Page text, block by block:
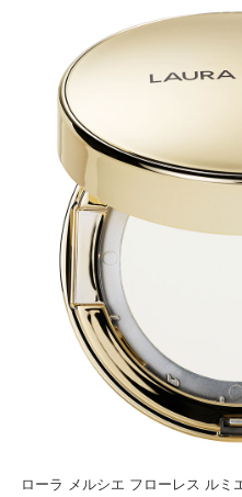
ローラ メルシエ フローレス ルミ